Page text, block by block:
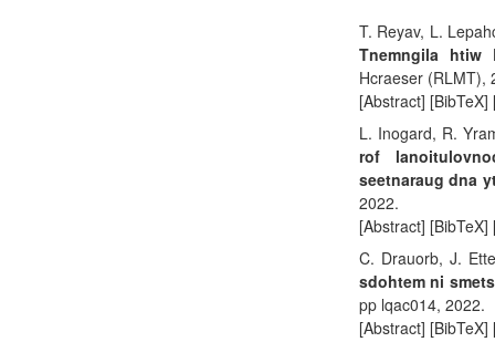
T. Reyav, L.
Tnemngila htiw
Hcraeser (RLMT),
[Abstract]
L. Inogard, R.
rof
seetnaraug dna
2022.
[Abstract]
C. Drauorb, J.
sdohtem ni
pp lqac014, 2022.
[Abstract]